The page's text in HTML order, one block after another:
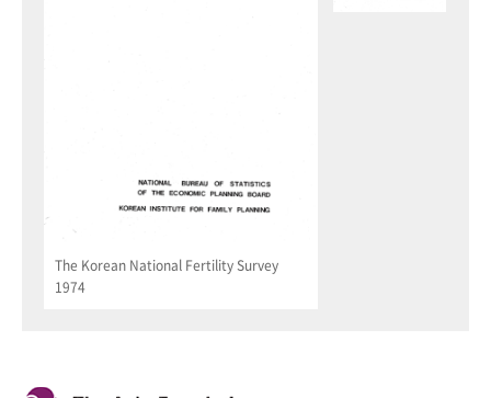
The Korean National Fertility Survey
1974